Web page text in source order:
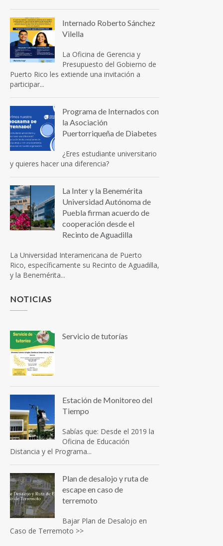
Internado Roberto Sánchez
Vilella
La Oficina de Gerencia y
Presupuesto del Gobierno de
Puerto Rico les extiende una invitación a
participar...
Programa de Internados con
la Asociación
Puertorriqueña de Diabetes
¿Eres estudiante universitario
y quieres hacer una diferencia?
La Inter y la Benemérita
Universidad Autónoma de
Puebla firman acuerdo de
cooperación desde el
Recinto de Aguadilla
La Universidad Interamericana de Puerto
Rico, específicamente su Recinto de Aguadilla,
y la Benemérita...
NOTICIAS
Servicio de tutorías
Estación de Monitoreo del
Tiempo
Sabías que: Desde el 2019 la
Oficina de Educación
Distancia y el Programa...
Plan de desalojo y ruta de
escape en caso de
terremoto
Bajar Plan de Desalojo en
Caso de Terremoto >>